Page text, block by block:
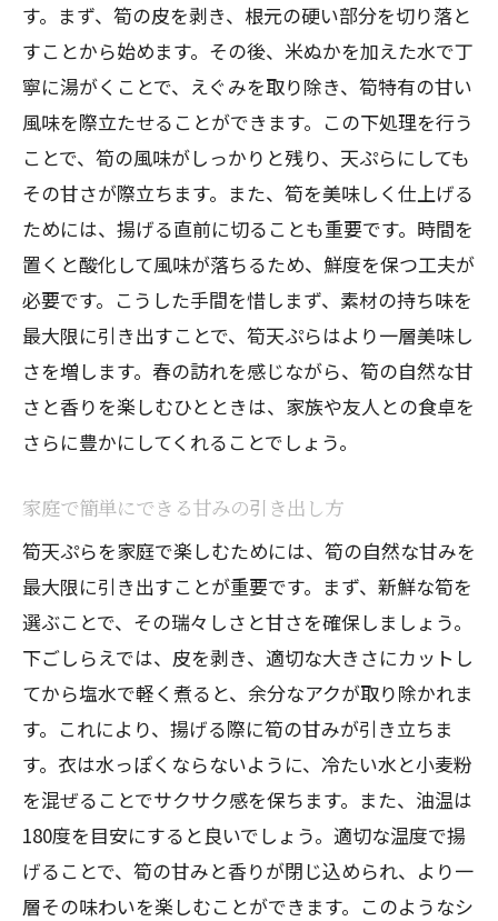
す。まず、筍の皮を剥き、根元の硬い部分を切り落と
すことから始めます。その後、米ぬかを加えた水で丁
寧に湯がくことで、えぐみを取り除き、筍特有の甘い
風味を際立たせることができます。この下処理を行う
ことで、筍の風味がしっかりと残り、天ぷらにしても
その甘さが際立ちます。また、筍を美味しく仕上げる
ためには、揚げる直前に切ることも重要です。時間を
置くと酸化して風味が落ちるため、鮮度を保つ工夫が
必要です。こうした手間を惜しまず、素材の持ち味を
最大限に引き出すことで、筍天ぷらはより一層美味し
さを増します。春の訪れを感じながら、筍の自然な甘
さと香りを楽しむひとときは、家族や友人との食卓を
さらに豊かにしてくれることでしょう。
家庭で簡単にできる甘みの引き出し方
筍天ぷらを家庭で楽しむためには、筍の自然な甘みを
最大限に引き出すことが重要です。まず、新鮮な筍を
選ぶことで、その瑞々しさと甘さを確保しましょう。
下ごしらえでは、皮を剥き、適切な大きさにカットし
てから塩水で軽く煮ると、余分なアクが取り除かれま
す。これにより、揚げる際に筍の甘みが引き立ちま
す。衣は水っぽくならないように、冷たい水と小麦粉
を混ぜることでサクサク感を保ちます。また、油温は
180度を目安にすると良いでしょう。適切な温度で揚
げることで、筍の甘みと香りが閉じ込められ、より一
層その味わいを楽しむことができます。このようなシ